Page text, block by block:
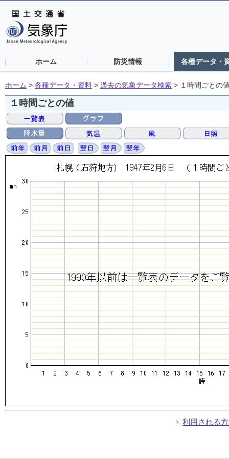
ホーム 防災情報 各種データ・
ホーム > 各種データ・資料 > 過去の気象データ検索 > １時間ごとの
１時間ごとの値
利用される